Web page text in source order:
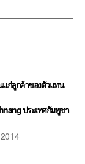
แก่ลูกค้าของตัวแทน
ประเทศกัมพูชา